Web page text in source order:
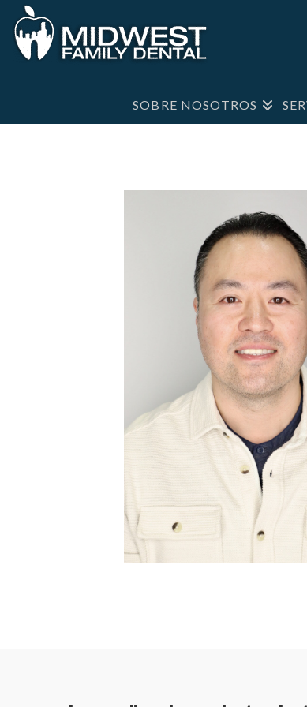
SOBRE NOSOTROS